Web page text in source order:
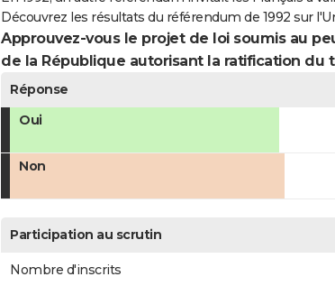
Découvrez les résultats du référendum de 1992 sur
Approuvez-vous le projet de loi soumis au
de la République autorisant la ratification du
Réponse
Oui
Non
Participation au scrutin
Nombre d'inscrits